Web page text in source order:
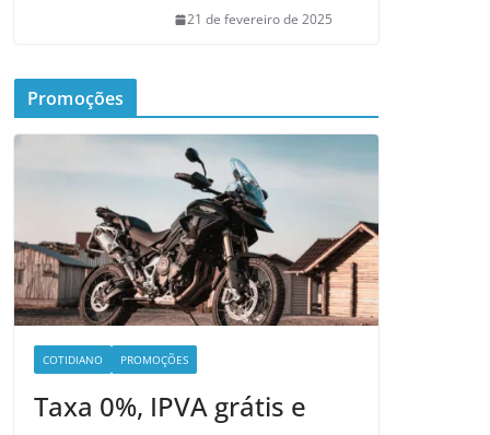
21 de fevereiro de 2025
Promoções
COTIDIANO PROMOÇÕES
Taxa 0%, IPVA grátis e